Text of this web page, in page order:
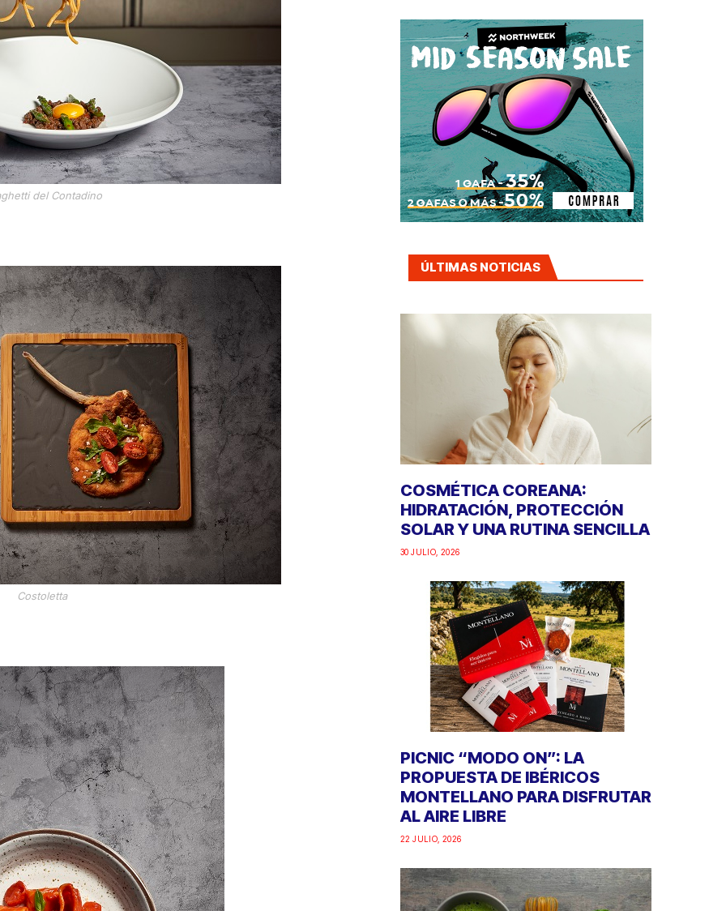
del Contadino
Costoletta
ÚLTIMAS NOTICIAS
COSMÉTICA COREANA:
HIDRATACIÓN, PROTECCIÓN
SOLAR Y UNA RUTINA SENCILLA
30 JULIO, 2026
PICNIC “MODO ON”: LA
PROPUESTA DE IBÉRICOS
MONTELLANO PARA DISFRUTAR
AL AIRE LIBRE
22 JULIO, 2026